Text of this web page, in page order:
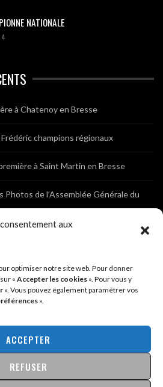
aux
optimiser notre site web. Pour donner
« Accepter les cookies ». Pour vous y
». Vous pouvez également paramétrer vos
».
ACCEPTER
REFUSER
NATIONALE
4
à Chatenoy en Bresse
champions régionaux
à Saint Martin en Bresse
Photos de l’Assemblée Générale du
Générale du Club
de Brochon (21)
Brochon (21)